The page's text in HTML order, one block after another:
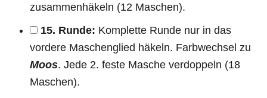
zusammenhäkeln (12 Maschen).
15. Runde: Komplette Runde nur in das
vordere Maschenglied häkeln. Farbwechsel zu
Moos. Jede 2. feste Masche verdoppeln (18
Maschen).